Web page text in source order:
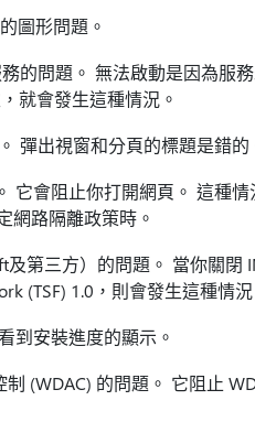
圖形問題。
的問題。 無法啟動是因為服
就會發生這種情況。
彈出視窗和分頁的標題是錯的
它會阻止你打開網頁。 這種
網路隔離政策時。
第三方）的問題。 當你關閉
(TSF) 1.0，則會發生這種情況
到安裝進度的顯示。
(WDAC) 的問題。 它阻止